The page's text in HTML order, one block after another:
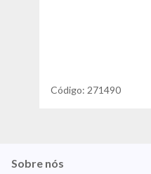
Código: 271490
Sobre nós